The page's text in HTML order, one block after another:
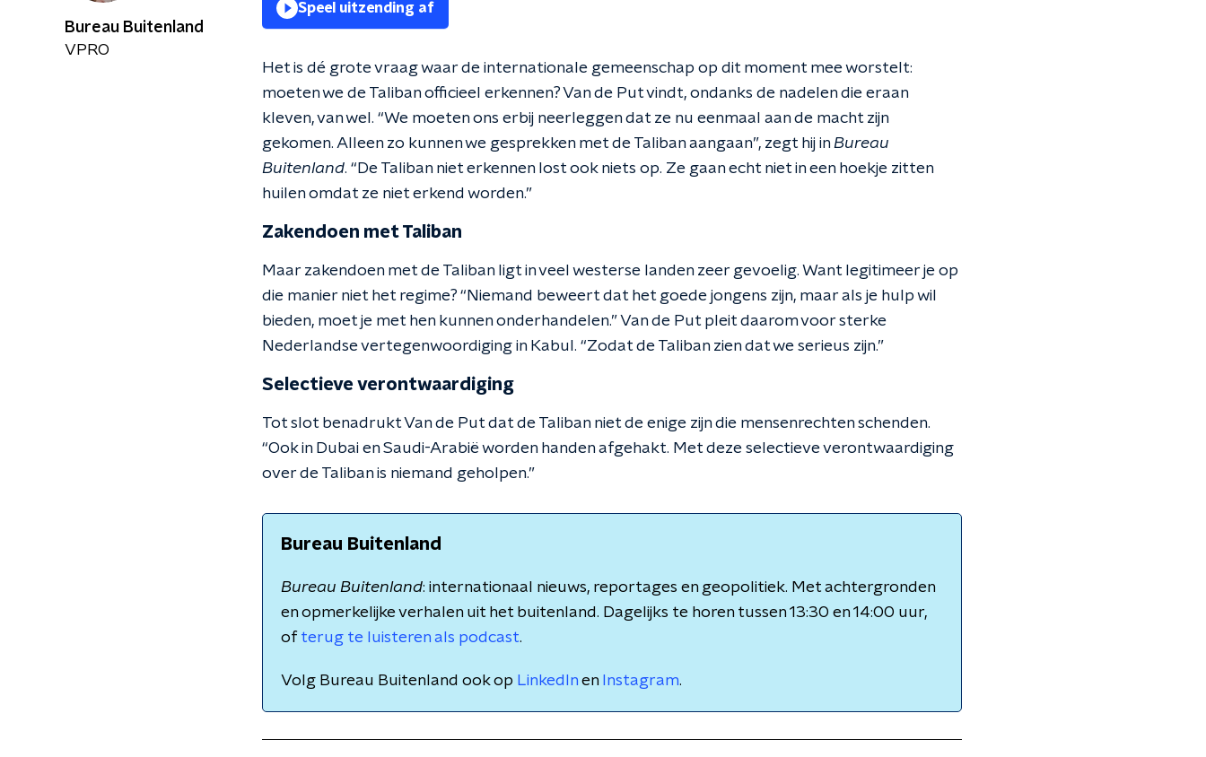
Speel uitzending af
Het is dé grote vraag waar de internationale gemeenschap op dit moment mee worstelt:
moeten we de Taliban officieel erkennen? Van de Put vindt, ondanks de nadelen die eraan
kleven, van wel. “We moeten ons erbij neerleggen dat ze nu eenmaal aan de macht zijn
gekomen. Alleen zo kunnen we gesprekken met de Taliban aangaan”, zegt hij inBureau
Buitenland. “De Taliban niet erkennen lost ook niets op. Ze gaan echt niet in een hoekje zitten
huilen omdat ze niet erkend worden.”
Zakendoen met Taliban
Maar zakendoen met de Taliban ligt in veel westerse landen zeer gevoelig. Want legitimeer je op
die manier niet het regime? “Niemand beweert dat het goede jongens zijn, maar als je hulp wil
bieden, moet je met hen kunnen onderhandelen.” Van de Put pleit daarom voor sterke
Nederlandse vertegenwoordiging in Kabul. “Zodat de Taliban zien dat we serieus zijn.”
Selectieve verontwaardiging
Tot slot benadrukt Van de Put dat de Taliban niet de enige zijn die mensenrechten schenden.
“Ook in Dubai en Saudi-Arabië worden handen afgehakt. Met deze selectieve verontwaardiging
over de Taliban is niemand geholpen.”
Bureau Buitenland
Bureau Buitenland: internationaal nieuws, reportages en geopolitiek. Met achtergronden
en opmerkelijke verhalen uit het buitenland. Dagelijks te horen tussen 13:30 en 14:00 uur,
of terug te luisteren als podcast.
Volg Bureau Buitenland ook op LinkedIn en Instagram.
Bureau Buitenland
VPRO